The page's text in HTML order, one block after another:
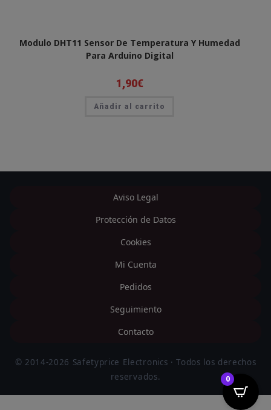
Modulo DHT11 Sensor De Temperatura Y Humedad
Para Arduino Digital
1,90€
Añadir al carrito
0
Aviso Legal
Protección de Datos
Cookies
Mi Cuenta
Pedidos
Seguimiento
Contacto
© 2014-2026 Safetyprice Electronics · Todos los derechos
reservados.